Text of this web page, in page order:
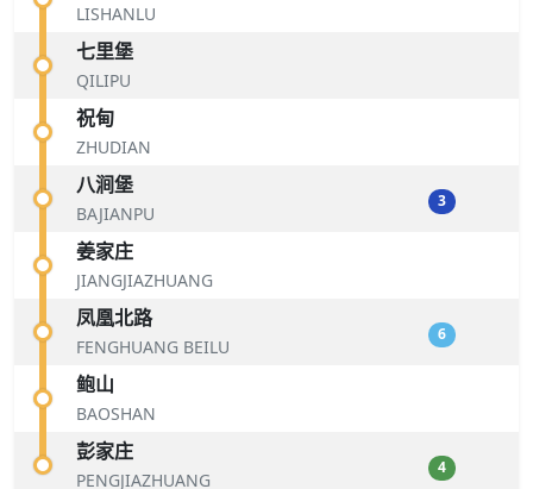
LISHANLU
七里堡
QILIPU
祝甸
ZHUDIAN
八涧堡
BAJIANPU
3
姜家庄
JIANGJIAZHUANG
凤凰北路
FENGHUANG BEILU
6
鲍山
BAOSHAN
彭家庄
PENGJIAZHUANG
4